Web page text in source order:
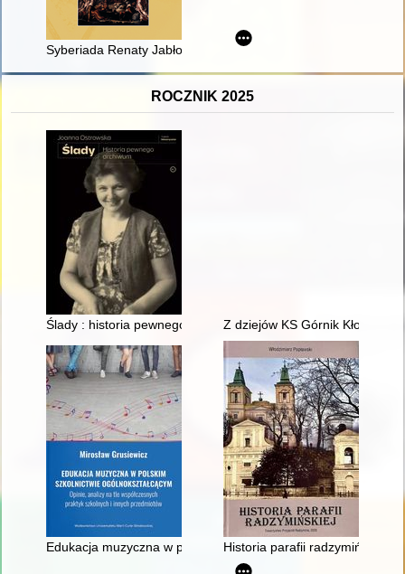
Syberiada Renaty Jabłońskiej
ROCZNIK 2025
Ślady : historia pewnego archiwumZ dziejów KS Górnik Kłodawa
Edukacja muzyczna w polskim szkolnictwieHistoria parafii radzymińskiej